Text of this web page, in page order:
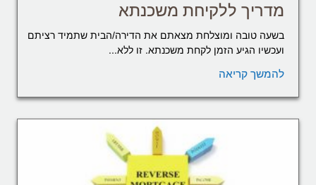
מדריך ללקיחת משכנתא
בשעה טובה ומוצלחת מצאתם את הדירה/הבית שתמיד רציתם
ועכשיו הגיע הזמן לקחת משכנתא. זו ללא...
להמשך קריאה